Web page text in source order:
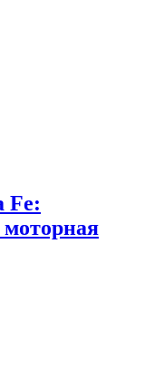
Fe: